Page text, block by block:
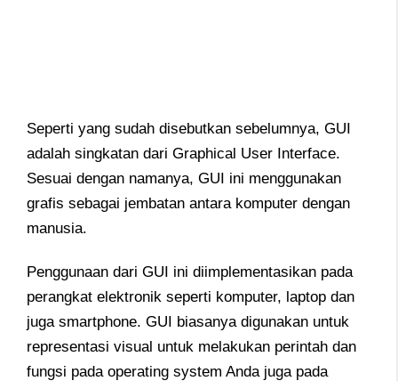
Seperti yang sudah disebutkan sebelumnya, GUI
adalah singkatan dari Graphical User Interface.
Sesuai dengan namanya, GUI ini menggunakan
grafis sebagai jembatan antara komputer dengan
manusia.
Penggunaan dari GUI ini diimplementasikan pada
perangkat elektronik seperti komputer, laptop dan
juga smartphone. GUI biasanya digunakan untuk
representasi visual untuk melakukan perintah dan
fungsi pada operating system Anda juga pada